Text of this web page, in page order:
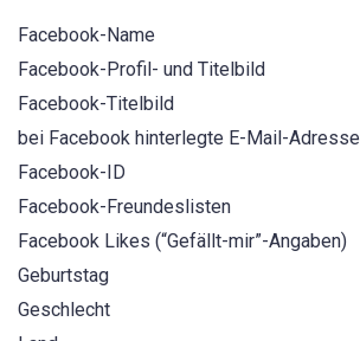
Facebook-Name
Facebook-Profil- und Titelbild
Facebook-Titelbild
bei Facebook hinterlegte E-Mail-Adresse
Facebook-ID
Facebook-Freundeslisten
Facebook Likes (“Gefällt-mir”-Angaben)
Geburtstag
Geschlecht